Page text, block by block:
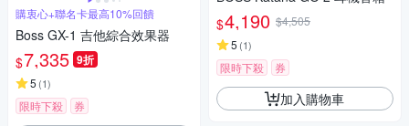
購衷心+聯名卡最高10%回饋
Boss GX-1 吉他綜合效果器
$7,335 9折
5 (1)
限時下殺 券
$4,190 $4,505
5 (1)
限時下殺 券
加入購物車